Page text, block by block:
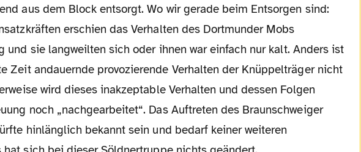
aus dem Block entsorgt. Wo wir gerade beim Entsorgen sind:
erschien das Verhalten des Dortmunder Mobs
und sie langweilten sich oder ihnen war einfach nur kalt. Anders ist
Zeit andauernde provozierende Verhalten der Knüppelträger nicht
wird dieses inakzeptable Verhalten und dessen Folgen
noch „nachgearbeitet“. Das Auftreten des Braunschweiger
hinlänglich bekannt sein und bedarf keiner weiteren